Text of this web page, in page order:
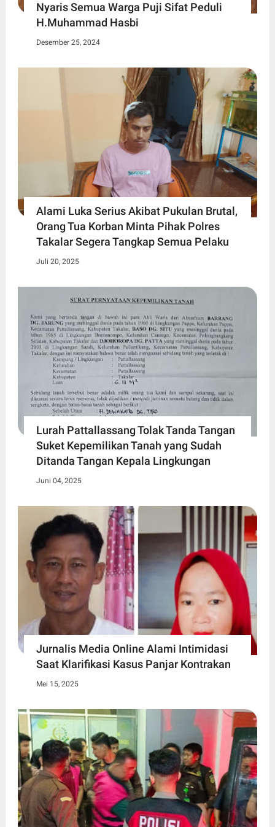
Nyaris Semua Warga Puji Sifat Peduli
H.Muhammad Hasbi
Desember 25, 2024
Alami Luka Serius Akibat Pukulan Brutal,
Orang Tua Korban Minta Pihak Polres
Takalar Segera Tangkap Semua Pelaku
Juli 20, 2025
Lurah Pattallassang Tolak Tanda Tangan
Suket Kepemilikan Tanah yang Sudah
Ditanda Tangan Kepala Lingkungan
Juni 04, 2025
Jurnalis Media Online Alami Intimidasi
Saat Klarifikasi Kasus Panjar Kontrakan
Mei 15, 2025